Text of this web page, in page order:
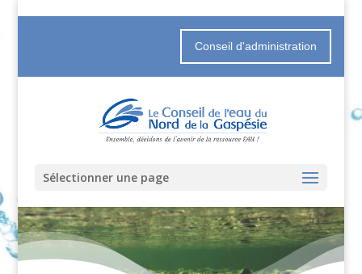
Conseil d'administration
Sélectionner une page